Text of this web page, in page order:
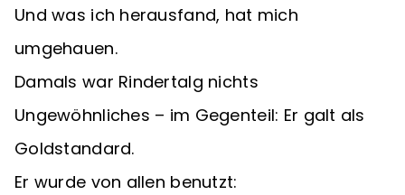
Und was ich herausfand, hat mich
umgehauen.
Damals war Rindertalg nichts
Ungewöhnliches – im Gegenteil: Er galt als
Goldstandard.
Er wurde von allen benutzt: